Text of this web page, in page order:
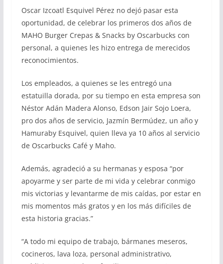
Oscar Izcoatl Esquivel Pérez no dejó pasar esta
oportunidad, de celebrar los primeros dos años de
MAHO Burger Crepas & Snacks by Oscarbucks con
personal, a quienes les hizo entrega de merecidos
reconocimientos.
Los empleados, a quienes se les entregó una
estatuilla dorada, por su tiempo en esta empresa son
Néstor Adán Madera Alonso, Edson Jair Sojo Loera,
pro dos años de servicio, Jazmín Bermúdez, un año y
Hamuraby Esquivel, quien lleva ya 10 años al servicio
de Oscarbucks Café y Maho.
Además, agradeció a su hermanas y esposa “por
apoyarme y ser parte de mi vida y celebrar conmigo
mis victorias y levantarme de mis caídas, por estar en
mis momentos más gratos y en los más difíciles de
esta historia gracias.”
“A todo mi equipo de trabajo, bármanes meseros,
cocineros, lava loza, personal administrativo,